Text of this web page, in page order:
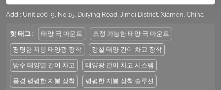
Add : Unit 206-9, No 15, Duiying Road, Jimei District, Xiamen, China
핫 태그 : 태양 극 마운트 조정 가능한 태양 극 마운트
평평한 지붕 태양광 장착 강철 태양 간이 차고 장착
방수 태양열 간이 차고 태양광 간이 차고 시스템
풍경 평평한 지붕 장착 평평한 지붕 장착 솔루션